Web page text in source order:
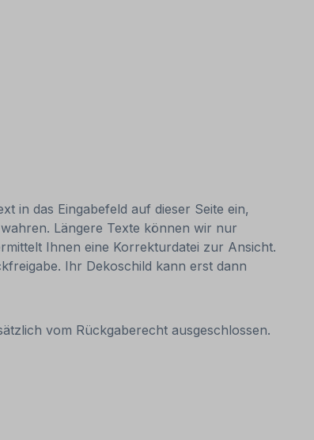
in das Eingabefeld auf dieser Seite ein,
Längere Texte können wir nur
Ihnen eine Korrekturdatei zur Ansicht.
Ihr Dekoschild kann erst dann
vom Rückgaberecht ausgeschlossen.